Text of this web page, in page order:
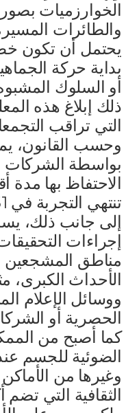
الخوارزميات
والطائرات
يحتمل أن تكون
بداية حركة
أو السلوك
ذلك إبلاغ هذه
التي تراقب
وحسب القانون،
بواسطة الشركات
تنتهي التجربة في 31 مارس/آذار 2025.
إلى جانب ذلك،
إجراءات
مناطق المشجعين
الأحداث الكبرى،
ووسائل الإعلام
الحصرية أو
كما أصبح من
الضوئية للجسم
وغيرها من الأماكن